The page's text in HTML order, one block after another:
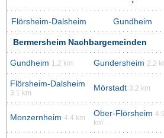
Flörsheim-Dalsheim Gundheim
Bermersheim Nachbargemeinden
Gundheim 1.2 km Gundersheim 2.2
Flörsheim-Dalsheim
3.1 km
Mörstadt 3.2 km
Monzernheim 4.4 km Ober-Flörsheim 4.9
km